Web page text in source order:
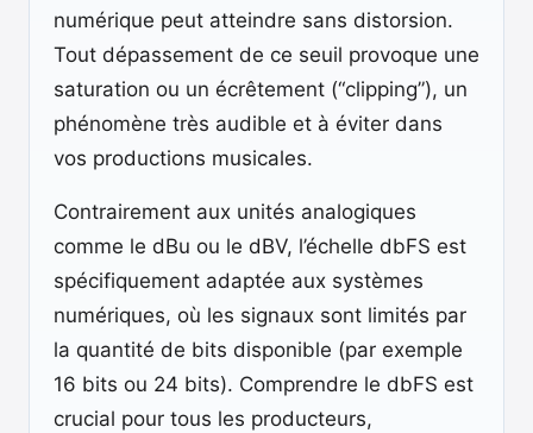
numérique peut atteindre sans distorsion.
Tout dépassement de ce seuil provoque une
saturation ou un écrêtement (“clipping”), un
phénomène très audible et à éviter dans
vos productions musicales.
Contrairement aux unités analogiques
comme le dBu ou le dBV, l’échelle dbFS est
spécifiquement adaptée aux systèmes
numériques, où les signaux sont limités par
la quantité de bits disponible (par exemple
16 bits ou 24 bits). Comprendre le dbFS est
crucial pour tous les producteurs,